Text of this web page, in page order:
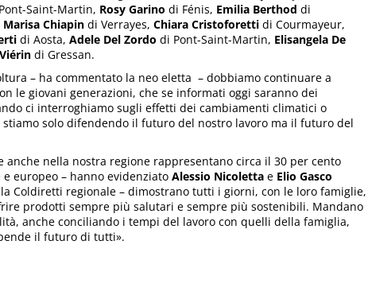
Saint-Martin, Rosy Garino di Fénis, Emilia Berthod di
Marisa Chiapin di Verrayes, Chiara Cristoforetti di Courmayeur,
di Aosta, Adele Del Zordo di Pont-Saint-Martin, Elisangela De
di Gressan.
– ha commentato la neo eletta – dobbiamo continuare a
le giovani generazioni, che se informati oggi saranno dei
ci interroghiamo sugli effetti dei cambiamenti climatici o
solo difendendo il futuro del nostro lavoro ma il futuro del
anche nella nostra regione rappresentano circa il 30 per cento
europeo – hanno evidenziato Alessio Nicoletta e Elio Gasco
Coldiretti regionale – dimostrano tutti i giorni, con le loro famiglie,
prodotti sempre più salutari e sempre più sostenibili. Mandano
anche conciliando i tempi del lavoro con quelli della famiglia,
il futuro di tutti».